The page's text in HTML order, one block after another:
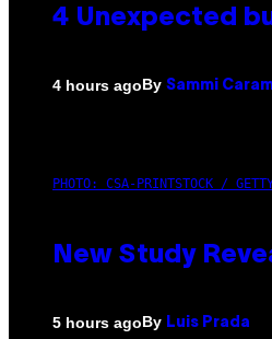
4 Unexpected
4 hours agoBy Sammi
PHOTO: CSA-PRINTSTOCK /
New Study
5 hours agoBy Luis Prada